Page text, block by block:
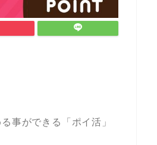
事ができる「ポイ活」